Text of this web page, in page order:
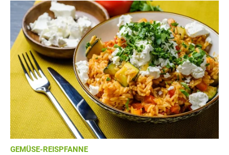
GEMÜSE-REISPFANNE